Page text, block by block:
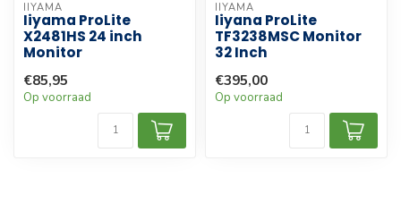
IIYAMA
Iiyama ProLite
X2481HS 24 inch
Monitor
€85,95
Op voorraad
IIYAMA
Iiyana ProLite
TF3238MSC Monitor
32 Inch
€395,00
Op voorraad